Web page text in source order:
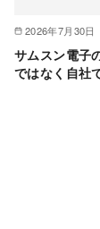
2026年7月30日
サムスン電子
ではなく自社